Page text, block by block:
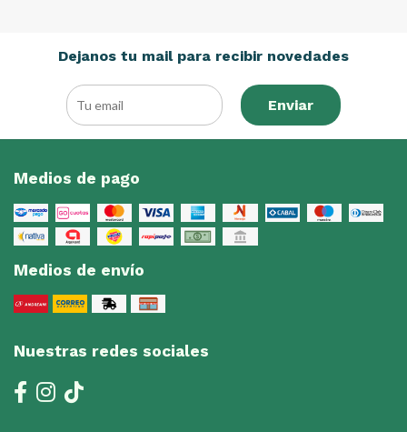
Dejanos tu mail para recibir novedades
Enviar
Medios de pago
Medios de envío
Nuestras redes sociales